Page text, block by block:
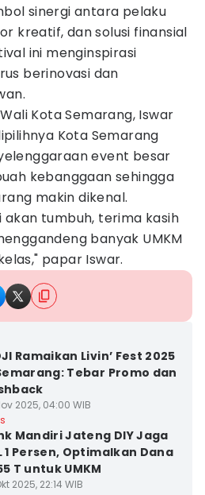
sinergi antara pelaku
kreatif, dan solusi finansial
ini menginspirasi
berinovasi dan
Kota Semarang, Iswar
Kota Semarang
event besar
kebanggaan sehingga
makin dikenal.
tumbuh, terima kasih
banyak UMKM
papar Iswar.
Ramaikan Livin’ Fest 2025
Tebar Promo dan
2025, 04:00 WIB
Mandiri Jateng DIY Jaga
1 Persen, Optimalkan Dana
T untuk UMKM
2025, 22:14 WIB